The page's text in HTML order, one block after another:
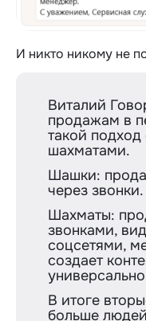
И никто никому не
Виталий
продажам в
такой
шахматами.
Шашки:
через
Шахматы:
звонками,
соцсетями,
создает
В итоге
больше